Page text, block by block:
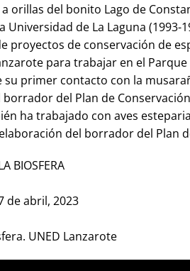
orillas del bonito Lago de
Universidad de La Laguna
proyectos de conservación de
para trabajar en el
primer contacto con la
del Plan de
ha trabajado con aves
del borrador del Plan
BIOSFERA
de abril, 2023
UNED Lanzarote